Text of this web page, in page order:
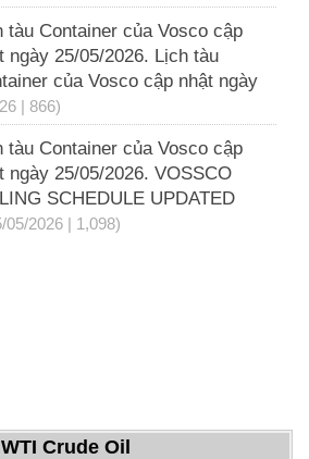
tàu Container của Vosco cập
ngày 25/05/2026. Lịch tàu
của Vosco cập nhật ngày
| 866)
tàu Container của Vosco cập
ngày 25/05/2026. VOSSCO
SCHEDULE UPDATED
05/2026 | 1,098)
WTI Crude Oil